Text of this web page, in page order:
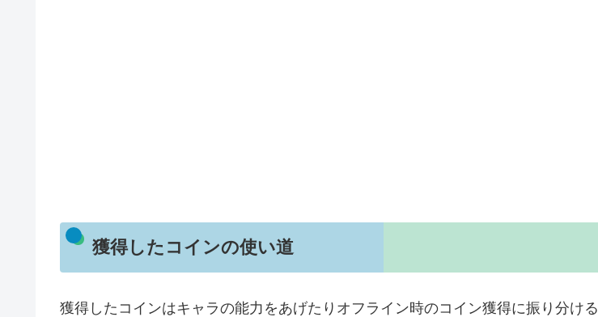
獲得したコインの使い道
獲得したコインはキャラの能力をあげたりオフライン時のコイン獲得に振り分ける